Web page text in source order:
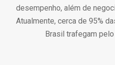
desempenho, além de
Atualmente, cerca de 95%
Brasil trafegam